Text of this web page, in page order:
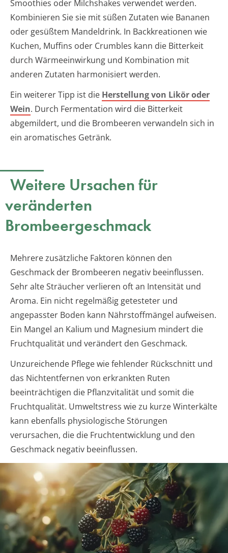
Smoothies oder Milchshakes verwendet werden.
Kombinieren Sie sie mit süßen Zutaten wie Bananen
oder gesüßtem Mandeldrink. In Backkreationen wie
Kuchen, Muffins oder Crumbles kann die Bitterkeit
durch Wärmeeinwirkung und Kombination mit
anderen Zutaten harmonisiert werden.
Ein weiterer Tipp ist die Herstellung von Likör oder
Wein. Durch Fermentation wird die Bitterkeit
abgemildert, und die Brombeeren verwandeln sich in
ein aromatisches Getränk.
Weitere Ursachen für
veränderten
Brombeergeschmack
Mehrere zusätzliche Faktoren können den
Geschmack der Brombeeren negativ beeinflussen.
Sehr alte Sträucher verlieren oft an Intensität und
Aroma. Ein nicht regelmäßig getesteter und
angepasster Boden kann Nährstoffmängel aufweisen.
Ein Mangel an Kalium und Magnesium mindert die
Fruchtqualität und verändert den Geschmack.
Unzureichende Pflege wie fehlender Rückschnitt und
das Nichtentfernen von erkrankten Ruten
beeinträchtigen die Pflanzvitalität und somit die
Fruchtqualität. Umweltstress wie zu kurze Winterkälte
kann ebenfalls physiologische Störungen
verursachen, die die Fruchtentwicklung und den
Geschmack negativ beeinflussen.